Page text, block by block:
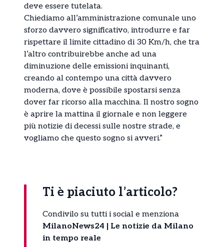
deve essere tutelata.
Chiediamo all’amministrazione comunale uno
sforzo davvero significativo, introdurre e far
rispettare il limite cittadino di 30 Km/h, che tra
l’altro contribuirebbe anche ad una
diminuzione delle emissioni inquinanti,
creando al contempo una città davvero
moderna, dove è possibile spostarsi senza
dover far ricorso alla macchina. Il nostro sogno
è aprire la mattina il giornale e non leggere
più notizie di decessi sulle nostre strade, e
vogliamo che questo sogno si avveri.”
Ti è piaciuto l’articolo?
Condivilo su tutti i social e menziona
MilanoNews24 | Le notizie da Milano
in tempo reale